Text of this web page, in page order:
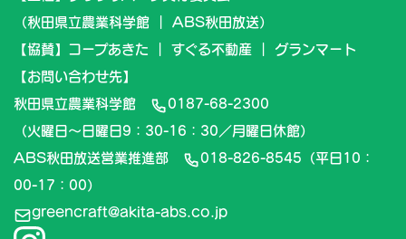
（秋田県立農業科学館 ｜ ABS秋田放送）
【協賛】コープあきた ｜ すぐる不動産 ｜ グランマート
【お問い合わせ先】
秋田県立農業科学館
0187-68-2300
（火曜日～日曜日9：30-16：30／月曜日休館）
ABS秋田放送営業推進部
018-826-8545 （平日10：
00-17：00）
greencraft@akita-abs.co.jp